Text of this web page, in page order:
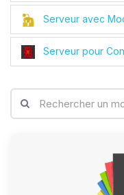
Serveur avec
Serveur pour
Youpi,
parler !